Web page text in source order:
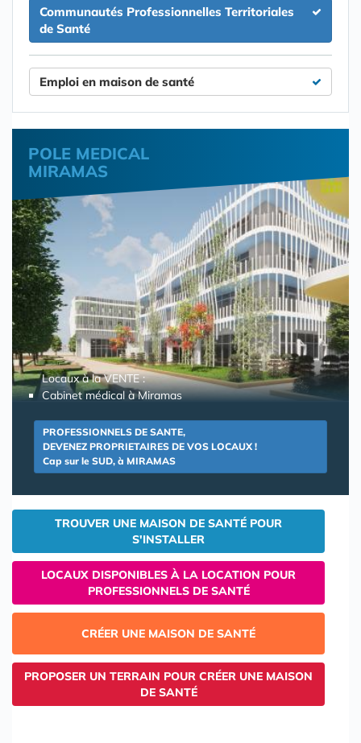
Communautés Professionnelles Territoriales
de Santé
Emploi en maison de santé
POLE MEDICAL
MIRAMAS
Locaux à la VENTE :
Cabinet médical à Miramas
PROFESSIONNELS DE SANTE,
DEVENEZ PROPRIETAIRES DE VOS LOCAUX !
Cap sur le SUD, à MIRAMAS
TROUVER UNE MAISON DE SANTÉ POUR
S'INSTALLER
LOCAUX DISPONIBLES À LA LOCATION POUR
PROFESSIONNELS DE SANTÉ
CRÉER UNE MAISON DE SANTÉ
PROPOSER UN TERRAIN POUR CRÉER UNE MAISON
DE SANTÉ